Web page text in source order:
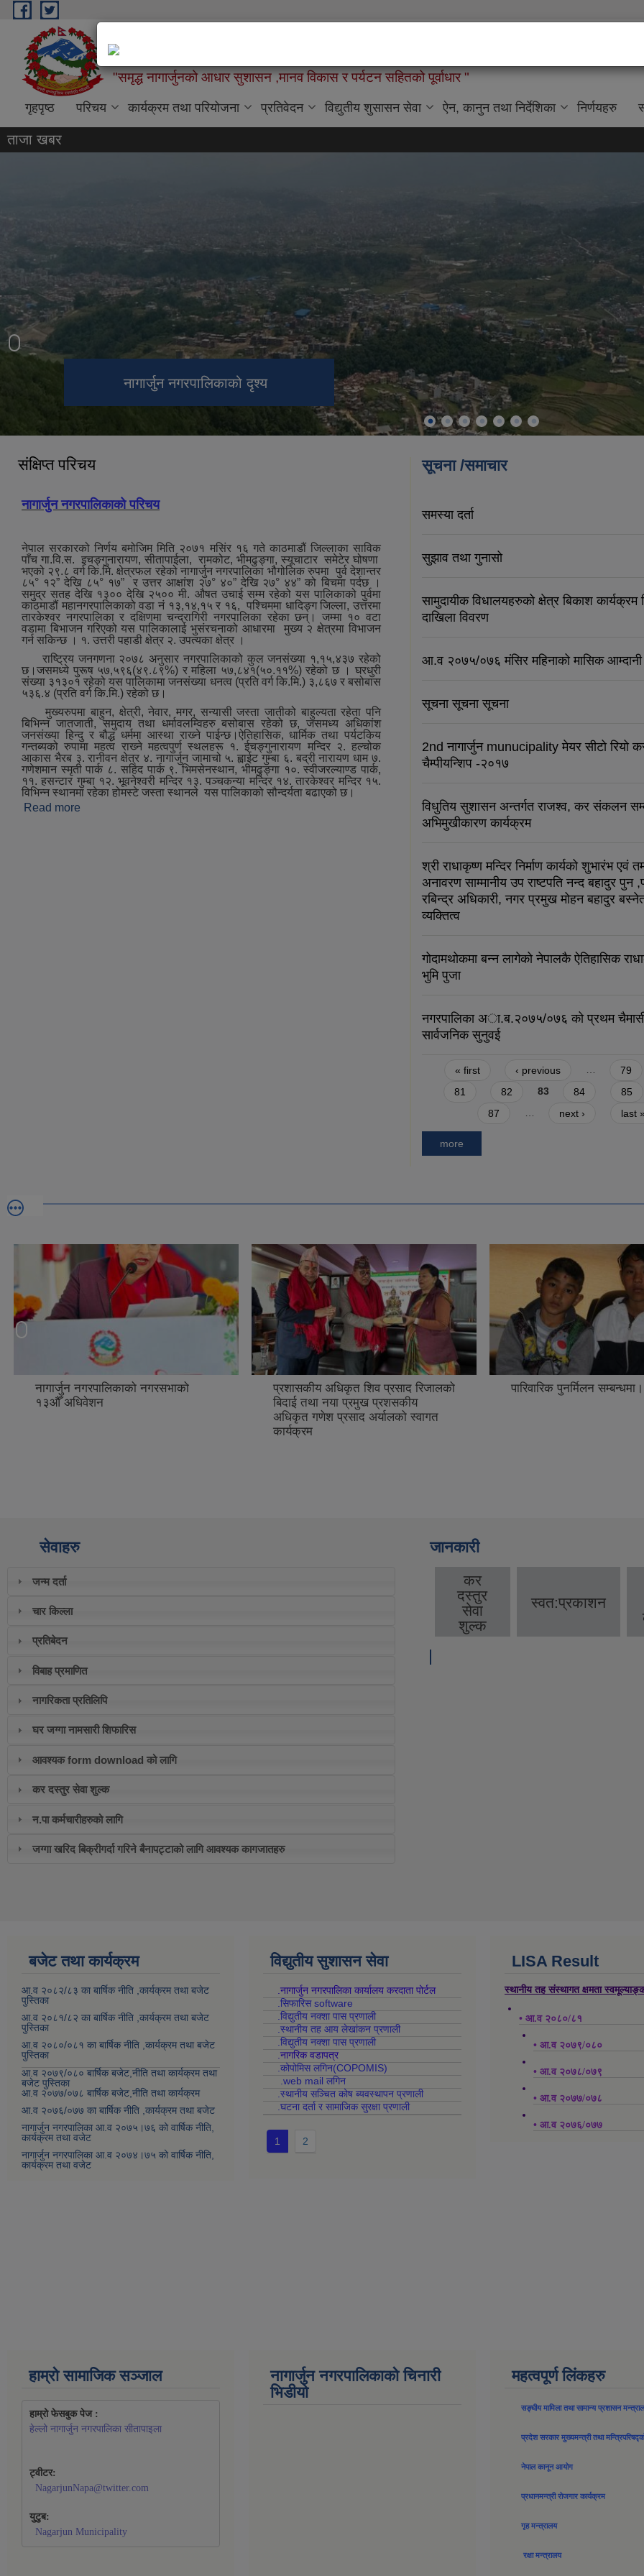
Skip to main content
नागार्जुन नगरपालिका,नगर कार्यपालिकाको कार्यालय
"समृद्ध नागार्जुनको आधार सुशासन ,मानव विकास र पर्यटन सहितको पूर्वाधार "
गृहपृष्ठ परिचय कार्यक्रम तथा परियोजना प्रतिवेदन विद्युतीय शुसासन सेवा ऐन, कानुन तथा निर्देशिका निर्णयहरु
ताजा खबर
नागार्जुन नगरपालिकाको दृश्य
इचङगु नारायण मन्दिर
स्वीजरल्याण्ड पार्क
सेतो (white) गुम्बा
नागार्जुन नगरपालिकाको आवास क्षेत्र
आदेश्वर मन्दिर
बद्री नाथ मन्दिर
संक्षिप्त परिचय
नागार्जुन नगरपालिकाको परिचय
नेपाल सरकारको निर्णय बमोजिम मिति २०७१ मसिंर १६ गते काठमाडौं जिल्लाका साविक
पाँच गा.वि.स. इचङ्गुनारायण, सीतापाईला, रामकोट, भीमढुङ्गा, स्यूचाटार समेटेर घोषणा
भएको २९.८ वर्ग कि.मि. क्षेत्रफल रहेको नागार्जुन नगरपालिका भौगोलिक रुपमा पुर्व देशान्तर
८५° १२” देखि ८५° १७” र उत्तर आक्षांश २७° ४०” देखि २७° ४४” को बिचमा पर्दछ ।
समुद्र सतह देखि १३०० देखि २५०० मी. औषत उचाई सम्म रहेको यस पालिकाको पुर्वमा
काठमाडौं महानगरपालिकाको वडा नं १३,१४,१५ र १६, पश्‍चिममा धादिङ्ग जिल्ला, उत्तरमा
तारकेश्‍वर नगरपालिका र दक्षिणमा चन्द्रागिरी नगरपालिका रहेका छन्। जम्मा १० वटा
वडामा बिभाजन गरिएको यस पालिकालाई भुसंरचनाको आधारमा मुख्य २ क्षेत्रमा विभाजन
गर्न सकिन्छ । १. उत्तरी पहाडी क्षेत्र २. उपत्यका क्षेत्र ।
राष्ट्रिय जनगणना २०७८ अनुसार नगरपालिकाको कुल जनसंख्या १,१५,४३७ रहेको
छ।जसमध्ये पुरूष ५७,५९६(४९.८९%) र महिला ५७,८४१(५०.११%) रहेको छ । घरधुरी
संख्या ३१३०१ रहेको यस पालिकामा जनसंख्या धनत्व (प्रति वर्ग कि.मि.) ३,८६७ र बसोबास
५३६.४ (प्रति वर्ग कि.मि.) रहेको छ।
मुख्‍यरुपमा बाहुन, क्षेत्री, नेवार, मगर, सन्यासी जस्ता जातीको बाहुल्यता रहेता पनि
बिभिन्‍न जातजाती, समुदाय तथा धर्मावलम्विहरु बसोबास रहेको छ, जसमध्‍य अधिकांश
जनसंख्या हिन्दु र बौद्ध धर्ममा आस्था राख्‍ने पाईन्छ।ऐतिहासिक, धार्मिक तथा पर्यटकिय
गन्तब्यको रुपामा महत्व राख्‍ने महत्‍वपुर्ण स्थलहरू १. ईचङ्गुनारायण मन्दिर २. हल्चोक
आकास भैरब ३. रानीवन क्षेत्र ४. नागार्जुन जामाचो ५. ह्वाईट गुम्बा ६. बद्री नारायण धाम ७.
गणेशमान स्मृती पार्क ८. सहिद पार्क ९. भिमसेनस्थान, भीमढुङ्गा १०. स्वीजरल्याण्ड पार्क,
११. हसन्टार गुम्बा १२. भूवनेश्‍वरी मन्दिर १३. पञ्‍चकन्या मन्दिर १४. तारकेश्‍वर मन्दिर १५.
विभिन्न स्थानमा रहेका होमस्टे जस्‍ता स्थानले यस पालिकाको सौन्दर्यता बढाएको छ।
Read more
सूचना /समाचार
समस्या दर्ता
सुझाव तथा गुनासो
सामुदायीक विधालयहरुको क्षेत्र बिकाश कार्यक्रम
दाखिला विवरण
आ.व २०७५/०७६ मंसिर महिनाको मासिक आम्दानी
सूचना सूचना सूचना
2nd नागार्जुन munucipality मेयर सीटो रियो
चैम्पीयन्शिप -२०१७
विधुतिय सुशासन अन्तर्गत राजश्व, कर संकलन
अभिमुखीकारण कार्यक्रम
श्री राधाकृष्ण मन्दिर निर्माण कार्यको शुभारंभ एवं
अनावरण साम्मानीय उप राष्टपति नन्द बहादुर पुन
रबिन्द्र अधिकारी, नगर प्रमुख मोहन बहादुर
व्यक्तित्व
गोदामथोकमा बन्न लागेको नेपालकै ऐतिहासिक
भुमि पुजा
नगरपालिका अा.ब.२०७५/०७६ को प्रथम
सार्वजनिक सुनुवई
Pages
« first ‹ previous … 79
81
82 83 84 85
87
… next › last »
more
नागार्जुन नगरपालिकाको नगरसभाको
१३औँ अधिवेशन
प्रशासकीय अधिकृत शिव प्रसाद रिजालको
बिदाई तथा नया प्रमुख प्रशसकीय
अधिकृत गणेश प्रसाद अर्यालको स्वागत
कार्यक्रम
पारिवारिक पुनर्मिलन सम्बन्धमा।
सेवाहरु
जन्म दर्ता
चार किल्ला
प्रतिबेदन
विबाह प्रमाणित
नागरिकता प्रतिलिपि
घर जग्गा नामसारी शिफारिस
आवश्यक form download को लागि
कर दस्तुर सेवा शुल्क
न.पा कर्मचारीहरुको लागि
जग्गा खरिद बिक्रीगर्दा गरिने बैनापट्टाको लागि आवश्यक कागजातहरु
जानकारी
कर
दस्तुर
सेवा
शुल्क
स्वत:प्रकाशन
बजेट तथा कार्यक्रम
आ.व २०८२/८३ का बार्षिक नीति ,कार्यक्रम तथा बजेट
पुस्तिका
आ.व २०८१/८२ का बार्षिक नीति ,कार्यक्रम तथा बजेट
पुस्तिका
आ.व २०८०/०८१ का बार्षिक नीति ,कार्यक्रम तथा बजेट
पुस्तिका
आ.व २०७९/०८० बार्षिक बजेट,नीति तथा कार्यक्रम तथा
बजेट पुस्तिका
आ.व २०७७/०७८ बार्षिक बजेट,नीति तथा कार्यक्रम
आ.व २०७६/०७७ का बार्षिक नीति ,कार्यक्रम तथा बजेट
नागार्जुन नगरपालिका आ.व २०७५।७६ को वार्षिक नीति,
कार्यक्रम तथा वजेट
नागार्जुन नगरपालिका आ.व २०७४।७५ को वार्षिक नीति,
कार्यक्रम तथा वजेट
विद्युतीय सुशासन सेवा
.नागार्जुन नगरपालिका कार्यालय करदाता पोर्टल
.सिफारिस software
.विद्युतीय नक्शा पास प्रणाली
.स्थानीय तह आय लेखांकन प्रणाली
.विद्युतीय नक्शा पास प्रणाली
.नागरिक वडापत्र
.कोपोमिस लगिन(COPOMIS)
.web mail लगिन
.स्थानीय सञ्चित कोष ब्यवस्थापन प्रणाली
.घटना दर्ता र सामाजिक सुरक्षा प्रणाली
1 2
LISA Result
स्थानीय तह संस्थागत क्षमता
• आ.व २०८०/८१
• आ.व २०७९/०८०
• आ.व २०७८/०७९
• आ.व २०७७/०७८
• आ.व २०७६/०७७
हाम्रो सामाजिक सञ्जाल
हाम्रो फेसबुक पेज :
हेल्लो नागार्जुन नगरपालिका सीतापाइला
ट्वीटर:
NagarjunNapa@twitter.com
युटुब:
Nagarjun Municipality
नागार्जुन नगरपालिकाको चिनारी
भिडीयो
महत्वपूर्ण लिंकहरु
सङ्घीय मामिला तथा सामान्य प्रशासन मन्त्राल
प्रदेश सरकार मुख्यमन्त्री तथा
नेपाल कानून आयोग
प्रधानमन्त्री रोजगार कार्यक्रम
गृह मन्त्रालय
रक्षा मन्त्रालय